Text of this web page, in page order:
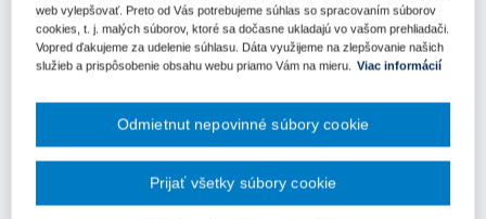
k aplikácii zákona č. 343/2015 Z.z. o verejnom obstarávaní a o
zmene a doplnení niektorých zákonov v znení neskorších
predpisov (ďalej len „zákon o verejnom obstarávaní“).
„Dovoľujem si Vás poprosiť o informáciu ku súhrnným správam,
konkrétne k časti Informácie o hodnote zákazky/časti (bez DPH):
V prípade, že bývala kolegyňa nenahlásila Zmluvu na
ÚVO/prípadne nemám vedomosť, či nahlásila. Postupujem tak, že
web vylepšovať. Preto od Vás potrebujeme súhlas so spracovaním súborov
cookies, t. j. malých súborov, ktoré sa dočasne ukladajú vo vašom prehliadači.
Vopred ďakujeme za udelenie súhlasu. Dáta využijeme na zlepšovanie našich
služieb a prispôsobenie obsahu webu priamo Vám na mieru. Viac informácií
Odmietnut nepovinné súbory cookie
Prijať všetky súbory cookie